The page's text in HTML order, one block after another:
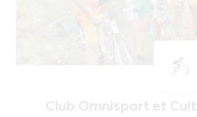
Club Omnisport et